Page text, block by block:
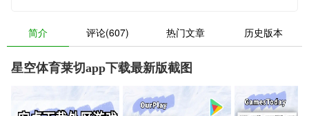
简介 评论(607) 热门文章 历史版本
星空体育莱切app下载最新版截图